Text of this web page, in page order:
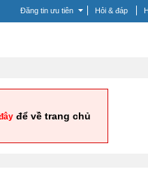
Đăng tin ưu tiên Hỏi & đáp
để về trang chủ